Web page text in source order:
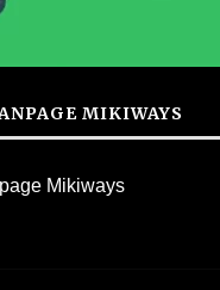
MIKIWAYS
Mikiways